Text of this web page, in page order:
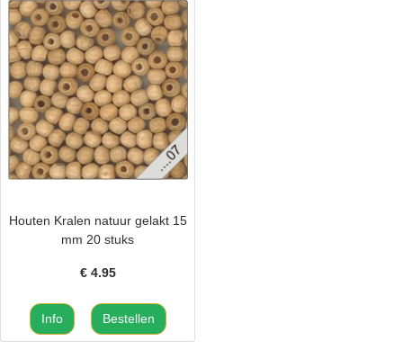
Houten Kralen natuur gelakt 15
mm 20 stuks
€ 4.95